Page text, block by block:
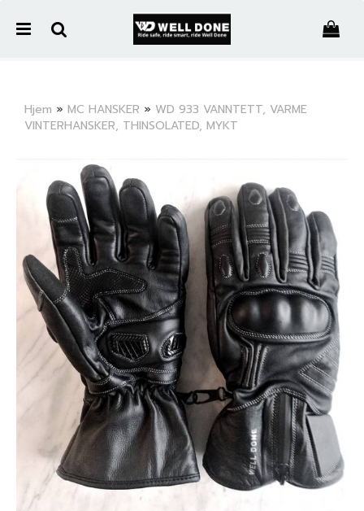
Hjem » MC HANSKER » WD 933 VANNTETT, VARME
VINTERHANSKER, THINSOLATED, MYKT